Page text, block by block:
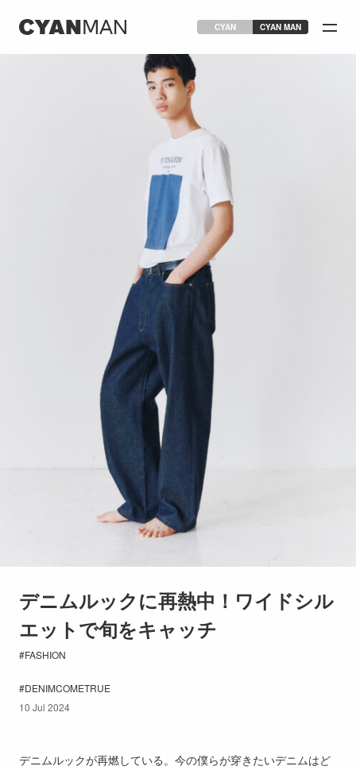
CYAN CYAN MAN
デニムルックに再熱中！ワイドシル
エットで旬をキャッチ
FASHION
DENIMCOMETRUE
10 Jul 2024
デニムルックが再燃している。今の僕らが穿きたいデニムはど